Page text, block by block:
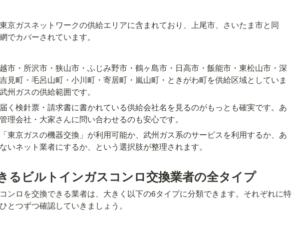
京ガスネットワークの供給エリアに含まれており、上尾市、さいたま市と同
でカバーされています。
市・所沢市・狭山市・ふじみ野市・鶴ヶ島市・日高市・飯能市・東松山市・深
見町・毛呂山町・小川町・寄居町・嵐山町・ときがわ町を供給区域としていま
州ガスの供給範囲です。
く検針票・請求書に書かれている供給会社名を見るのがもっとも確実です。あ
理会社・大家さんに問い合わせるのも安心です。
東京ガスの機器交換」が利用可能か、武州ガス系のサービスを利用するか、あ
いネット業者にするか、という選択肢が整理されます。
るビルトインガスコンロ交換業者の全タイプ
ンロを交換できる業者は、大きく以下の6タイプに分類できます。それぞれに特
とつずつ確認していきましょう。